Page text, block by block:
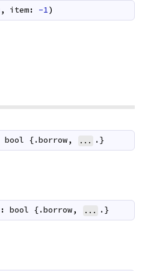
, item: -1)
bool {.borrow, ... .}
: bool {.borrow, ... .}